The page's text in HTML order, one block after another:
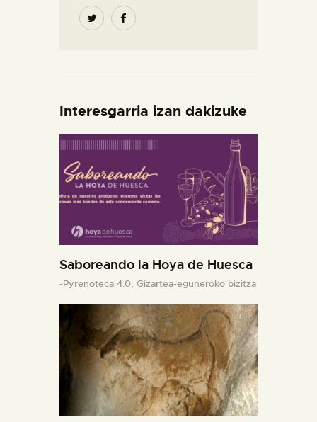
Interesgarria izan dakizuke
Saboreando la Hoya de Huesca
-Pyrenoteca 4.0, Gizartea-eguneroko bizitza